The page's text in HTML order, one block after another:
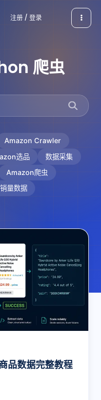
注册 / 登录
爬虫
Amazon Crawler
选品
数据采集
Amazon爬虫
量数据
品数据完整教程